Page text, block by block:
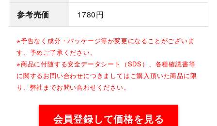
参考売価 1780円
※予告なく成分・パッケージ等が変更になることがございま
す、予めご了承ください。
※商品に付随する安全データシート（SDS）、各種確認書等
に関するお問い合わせにつきましてはご購入頂いた商品に限
り、弊社までお問い合わせください。
会員登録して価格を見る